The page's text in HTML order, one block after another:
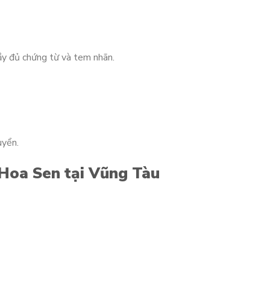
đủ chứng từ và tem nhãn.
Sen tại Vũng Tàu